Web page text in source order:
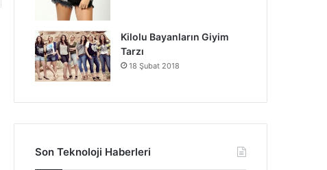
Kilolu Bayanların Giyim
Tarzı
18 Şubat 2018
Son Teknoloji Haberleri